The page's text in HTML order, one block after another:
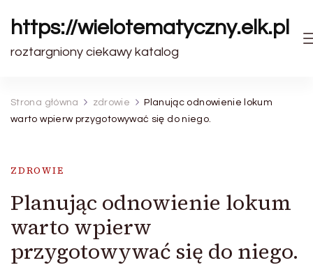
https://wielotematyczny.elk.pl
roztargniony ciekawy katalog
Strona główna zdrowie
Planując odnowienie lokum
warto wpierw przygotowywać się do niego.
ZDROWIE
Planując odnowienie lokum
warto wpierw
przygotowywać się do niego.